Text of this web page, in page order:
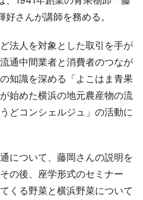
さんが講師を務める。
法人を対象とした取引を手が
通中間業者と消費者のつなが
知識を深める「よこはま青果
始めた横浜の地元農産物の流
どコンシェルジュ」の活動に
について、藤岡さんの説明を
の後、座学形式のセミナー
くる野菜と横浜野菜について